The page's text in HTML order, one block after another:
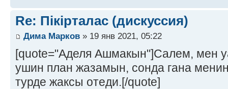
Re: Пікірталас (дискуссия)
Дима Марков » 19 янв 2021, 05:22
[quote="Аделя Ашмакын"]Салем, мен
ушин план жазамын, сонда гана
турде жаксы отеди.[/quote]